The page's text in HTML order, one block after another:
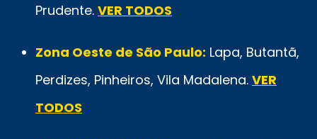
Prudente. VER TODOS
Zona Oeste de São Paulo: Lapa, Butantã,
Perdizes, Pinheiros, Vila Madalena. VER
TODOS